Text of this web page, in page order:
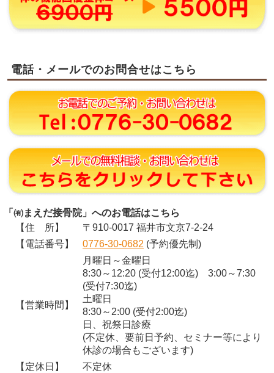
電話・メールでのお問合せはこちら
「㈲まえだ接骨院」へのお電話はこちら
【住 所】
〒910-0017 福井市文京7-2-24
【電話番号】
0776-30-0682 (予約優先制)
【営業時間】
月曜日～金曜日
8:30～12:20 (受付12:00迄) 3:00～7:30
(受付7:30迄)
土曜日
8:30～2:00 (受付2:00迄)
日、祝祭日診療
(不定休、要前日予約、セミナー等により
休診の場合もございます)
【定休日】
不定休